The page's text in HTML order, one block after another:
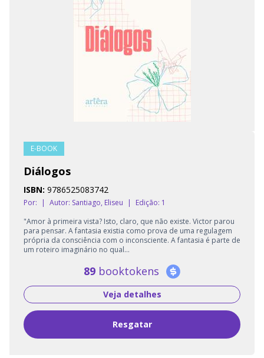
E-BOOK
Diálogos
ISBN: 9786525083742
Por: | Autor: Santiago, Eliseu |
Edição: 1
"Amor à primeira vista? Isto, claro, que não existe. Victor parou
para pensar. A fantasia existia como prova de uma regulagem
própria da consciência com o inconsciente. A fantasia é parte de
um roteiro imaginário no qual...
89 booktokens
Veja detalhes
Resgatar